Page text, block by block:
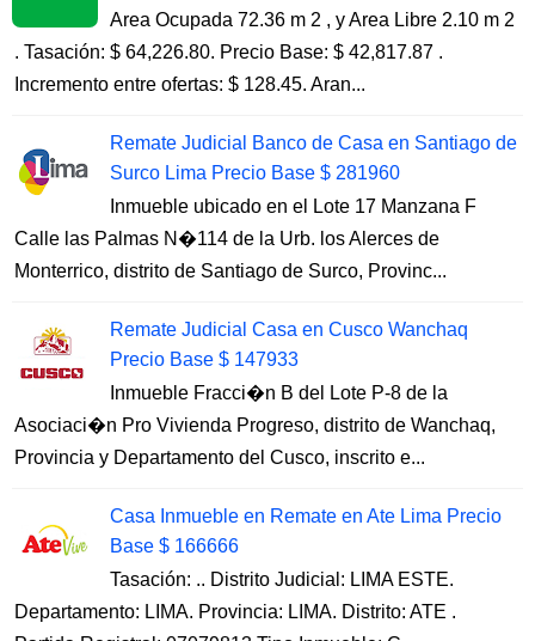
Area Ocupada 72.36 m 2 , y Area Libre 2.10 m 2
. Tasación: $ 64,226.80. Precio Base: $ 42,817.87 .
Incremento entre ofertas: $ 128.45. Aran...
Remate Judicial Banco de Casa en Santiago de
Surco Lima Precio Base $ 281960
Inmueble ubicado en el Lote 17 Manzana F
Calle las Palmas N�114 de la Urb. los Alerces de
Monterrico, distrito de Santiago de Surco, Provinc...
Remate Judicial Casa en Cusco Wanchaq
Precio Base $ 147933
Inmueble Fracci�n B del Lote P-8 de la
Asociaci�n Pro Vivienda Progreso, distrito de Wanchaq,
Provincia y Departamento del Cusco, inscrito e...
Casa Inmueble en Remate en Ate Lima Precio
Base $ 166666
Tasación: .. Distrito Judicial: LIMA ESTE.
Departamento: LIMA. Provincia: LIMA. Distrito: ATE .